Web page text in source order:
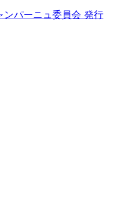
ンパーニュ委員会 発行